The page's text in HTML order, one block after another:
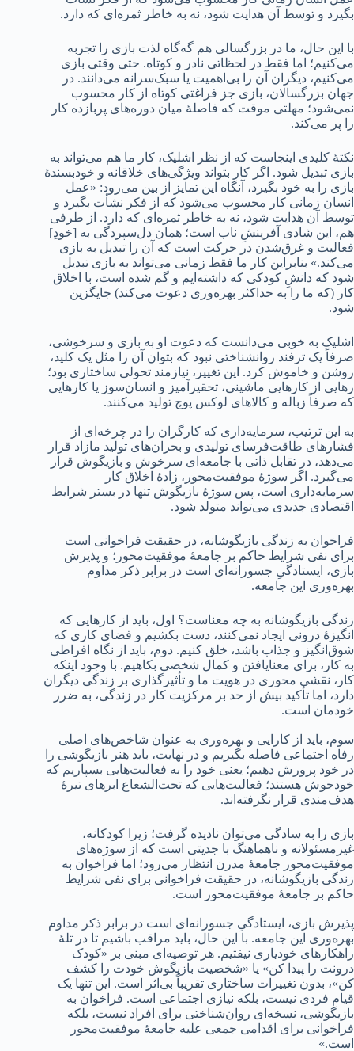
بگیرد و توسط آن هدایت شود، نه به خاطر ثمره‌ای که دارد.
با این حال، ما در بزرگسالی هم گه‌گاه لذت بازی را تجربه
می‌کنیم؛ اما فقط در لحظاتی نادر و کوتاه. حتی وقتی بازی
می‌کنیم، دیگران آن را بی‌اهمیت یا سبک‌سرانه می‌دانند. در
جهان بزرگسالان، بازی جز فراغتی کوتاه از کار محسوب
نمی‌شود؛ مهلتی موقت که فاصلۀ‌ میان دوره‌های پربازده کار
را پر می‌کند.
نکتۀ کلیدی اینجاست که از نظر اشلیک، کار ما هم می‌تواند به
بازی تبدیل شود. اگر کار بتواند ویژگی‌های خلاقانه و خودبسندۀ
بازی را به خود بگیرد، آنگاه این تمایز از بین می‌رود: «عمل
انسان زمانی کار محسوب می‌شود که از فکر نشأت بگیرد و
توسط آن هدایت شود، نه به خاطر ثمره‌ای که دارد. از طرفی
هم، این شادی آفرینشِ ناب است؛ همان دل‌سپردگی به [خودِ]
فعالیت و غرق‌شدن در حرکت است که آن را تبدیل به بازی
می‌کند.» بنابراین کار ما فقط زمانی می‌تواند به بازی تبدیل
شود که دانشِ کودکی که داشته‌ایم و گم شده است، با اخلاق
کار (که ما را به حداکثر بهره‌وری دعوت می‌کند) جایگزین
شود.
اشلیک به خوبی می‌دانست که دعوت او به بازی و سرخوشی،
صرفاً یک ترفند روانشناختی نبود که بتوان آن را مثل یک کلید،
روشن و خاموش کرد. این تغییر، نیازمند تحولی ساختاری بود؛
رهایی از کارهایی ماشینی، تحقیرآمیز و انسان‌سوز یا کارهایی
که صرفاً زباله و کالاهای لوکس پوچ تولید می‌کنند.
به این ترتیب، سرمایه‌داری که کارگران را در چرخه‌ای از
فشارهای طاقت‌فرسای تولیدی و بحران‌های تولید مازاد قرار
می‌دهد، در تقابل ذاتی با جامعه‌ای سرخوش و بازیگوش قرار
می‌گیرد. اگر سوژۀ موفقیت‌محور، زادۀ اخلاق کار
سرمایه‌داری است، پس سوژۀ بازیگوش تنها در بستر شرایط
اقتصادی جدیدی می‌تواند متولد شود.
فراخوان به زندگی بازیگوشانه، در حقیقت فراخوانی است
برای نفی شرایط حاکم بر جامعۀ موفقیت‌محور؛ و پذیرش
بازی، ایستادگیِ جسورانه‌ای است در برابر ذکر مداوم
بهره‌وری این جامعه.
زندگی بازیگوشانه به چه معناست؟ اول، باید از کارهایی که
انگیزۀ درونی ایجاد نمی‌کنند، دست بکشیم و فضای کاری که
شوق‌انگیز و جذاب باشد، خلق کنیم. دوم، باید از نگاه افراطی
به کار، برای معنا‌یافتن و کمال شخصی بکاهیم. با وجود اینکه
کار، نقشی محوری در هویت ما و تأثیرگذاری بر زندگی دیگران
دارد، اما تأکید بیش از حد بر مرکزیت کار در زندگی، به ضرر
خودمان است.
سوم، باید از کارایی و بهره‌وری به عنوان شاخص‌های اصلی
رفاه اجتماعی فاصله بگیریم و در نهایت، باید هنر بازیگوشی را
در خود پرورش دهیم؛ یعنی خود را به فعالیت‌هایی بسپاریم که
خودجوش هستند؛ فعالیت‌هایی که تحت‌الشعاع ابرهای تیرۀ
هدف‌مندی قرار نگرفته‌اند.
بازی را به سادگی می‌توان نادیده گرفت؛ زیرا کودکانه،
غیرمسئولانه و ناهماهنگ با جدیتی است که از سوژه‌های
موفقیت‌محور جامعۀ مدرن انتظار می‌رود؛ اما فراخوان به
زندگی بازیگوشانه، در حقیقت فراخوانی برای نفی شرایط
حاکم بر جامعۀ موفقیت‌محور است.
پذیرش بازی، ایستادگیِ جسورانه‌ای است در برابر ذکر مداوم
بهره‌وری این جامعه. با این حال، باید مراقب باشیم تا در تلۀ
راهکارهای خودیاری نیفتیم. هر توصیه‌ای مبنی بر «کودک
درونت را پیدا کن» یا «شخصیت بازیگوش خودت را کشف
کن»، بدون تغییرات ساختاری تقریباً بی‌اثر است. این تنها یک
قیام فردی نیست، بلکه نیازی اجتماعی است. فراخوان به
بازیگوشی، نسخه‌ای روان‌شناختی برای افراد نیست، بلکه
فراخوانی برای اقدامی جمعی علیه جامعۀ موفقیت‌محور
است.»